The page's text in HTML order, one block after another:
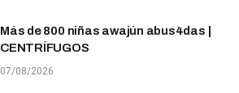
Más de 800 niñas awajún abus4das |
CENTRÍFUGOS
07/08/2026